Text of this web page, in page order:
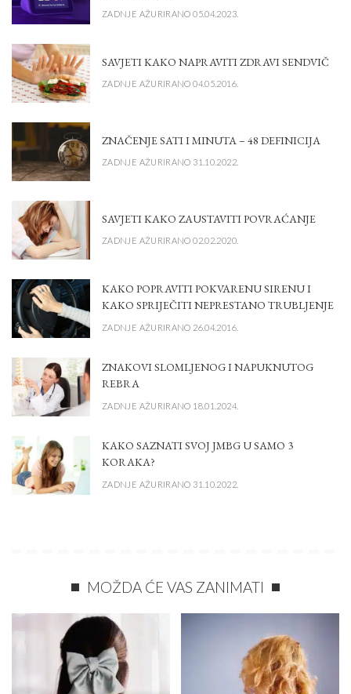
ZADNJE AŽURIRANO 05.04.2023.
SAVJETI KAKO NAPRAVITI ZDRAVI SENDVIČ
ZADNJE AŽURIRANO 04.05.2016.
ZNAČENJE SATI I MINUTA – 48 DEFINICIJA
ZADNJE AŽURIRANO 31.10.2022.
SAVJETI KAKO ZAUSTAVITI POVRAĆANJE
ZADNJE AŽURIRANO 02.02.2020.
KAKO POPRAVITI POKVARENU SIRENU I
KAKO SPRIJEČITI NEPRESTANO TRUBLJENJE
ZADNJE AŽURIRANO 26.04.2016.
ZNAKOVI SLOMLJENOG I NAPUKNUTOG
REBRA
ZADNJE AŽURIRANO 18.01.2024.
KAKO SAZNATI SVOJ JMBG U SAMO 3
KORAKA?
ZADNJE AŽURIRANO 31.10.2022.
MOŽDA ĆE VAS ZANIMATI